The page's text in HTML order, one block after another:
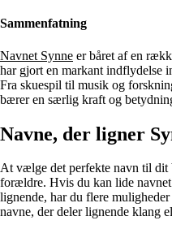
Sammenfatning
Navnet Synne er båret af en
har gjort en markant indflydelse
Fra skuespil til musik og
bærer en særlig kraft og
Navne, der ligner
At vælge det perfekte navn til dit
forældre. Hvis du kan lide
lignende, har du flere
navne, der deler lignende klang